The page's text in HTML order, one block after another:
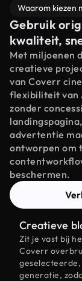
Waarom kiezen
Gebruik
kwaliteit,
Met miljoenen
creatieve
van Coverr
flexibiliteit van
zonder
advertentie
ontworpen om
beschermen.
Creatieve
Zit je vast bij
Coverr
generatie,